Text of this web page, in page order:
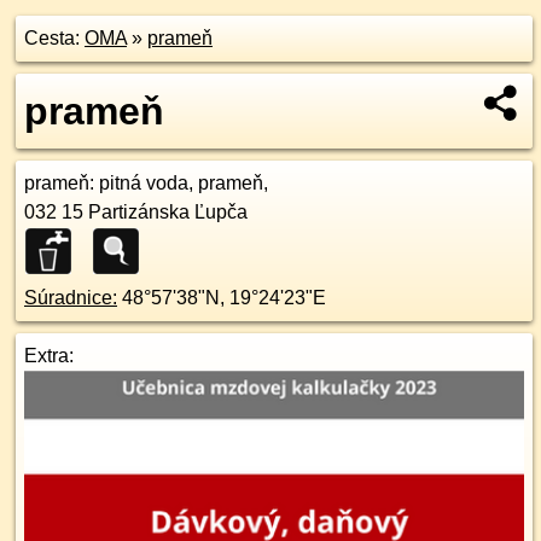
Cesta: OMA» prameň
prameň
prameň: pitná voda, prameň,
032 15 Partizánska Ľupča
Súradnice: 48°57'38"N , 19°24'23"E
Extra: